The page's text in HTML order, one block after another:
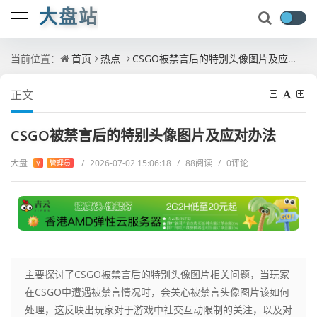
大盘站
当前位置： 首页 热点 CSGO被禁言后的特别头像图片及应对办法
正文
CSGO被禁言后的特别头像图片及应对办法
大盘 V 管理员 / 2026-07-02 15:06:18 / 88阅读 / 0评论
主要探讨了CSGO被禁言后的特别头像图片相关问题，当玩家
在CSGO中遭遇被禁言情况时，会关心被禁言头像图片该如何
处理，这反映出玩家对于游戏中社交互动限制的关注，以及对